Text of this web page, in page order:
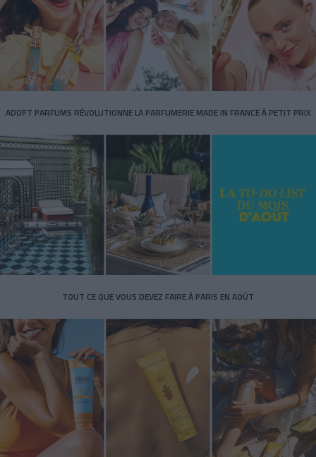
ADOPT PARFUMS RÉVOLUTIONNE LA PARFUMERIE MADE IN FRANCE À PETIT PRIX
TOUT CE QUE VOUS DEVEZ FAIRE À PARIS EN AOÛT